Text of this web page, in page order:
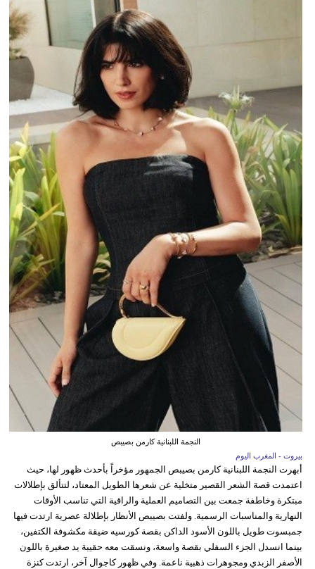
النجمة اللبنانية كارمن بصيبص
بيروت - المغرب اليوم
أبهرت النجمة اللبنانية كارمن بصيبص الجمهور مؤخراً بأحدث ظهور لها، حيث
اعتمدت قصة الشعر القصير متخلية عن شعرها الطويل المعتاد، لتتألق بإطلالات
مبتكرة وخاطفة جمعت بين التصاميم العملية والراقية التي تناسب الأوقات
النهارية والمناسبات الرسمية. ولفتت بصيبص الأنظار بإطلالة عصرية ارتدت فيها
جمبسوت طويل باللون الأسود الداكن بقصة كورسيه ضيقة مكشوفة الكتفين،
بينما انسدل الجزء السفلي بقصة واسعة، ونسقت معه حقيبة يد صغيرة باللون
الأصفر الزبدي ومجوهرات ذهبية ناعمة. وفي ظهور كاجوال آخر، ارتدت كنزة